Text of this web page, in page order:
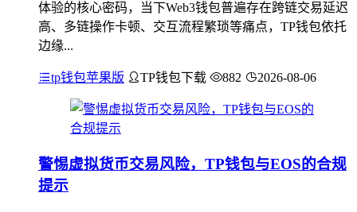
体验的核心密码，当下Web3钱包普遍存在跨链交易延迟
高、多链操作卡顿、交互流程繁琐等痛点，TP钱包依托
边缘...
tp钱包苹果版 TP钱包下载 882 2026-08-06
警惕虚拟货币交易风险，TP钱包与EOS的合规
提示